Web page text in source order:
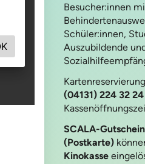
Besucher:innen
Schüler:innen,
Auszubildende
(04131) 224 32 24
SCALA-
(Postkarte)
Kinokasse